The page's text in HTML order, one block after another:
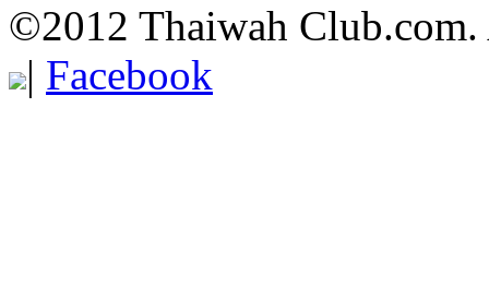
©2012 Thaiwah
| Facebook